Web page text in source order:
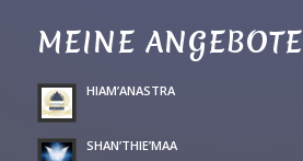
MEINE ANGEBOTE
HIAM’ANASTRA
SHAN’THIE’MAA